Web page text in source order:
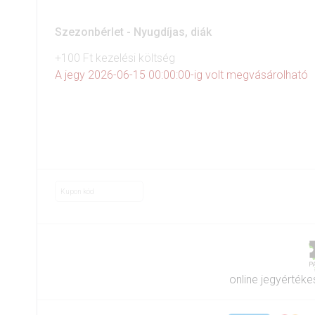
Szezonbérlet - Nyugdíjas, diák
+100 Ft kezelési költség
A jegy 2026-06-15 00:00:00-ig volt megvásárolható
online